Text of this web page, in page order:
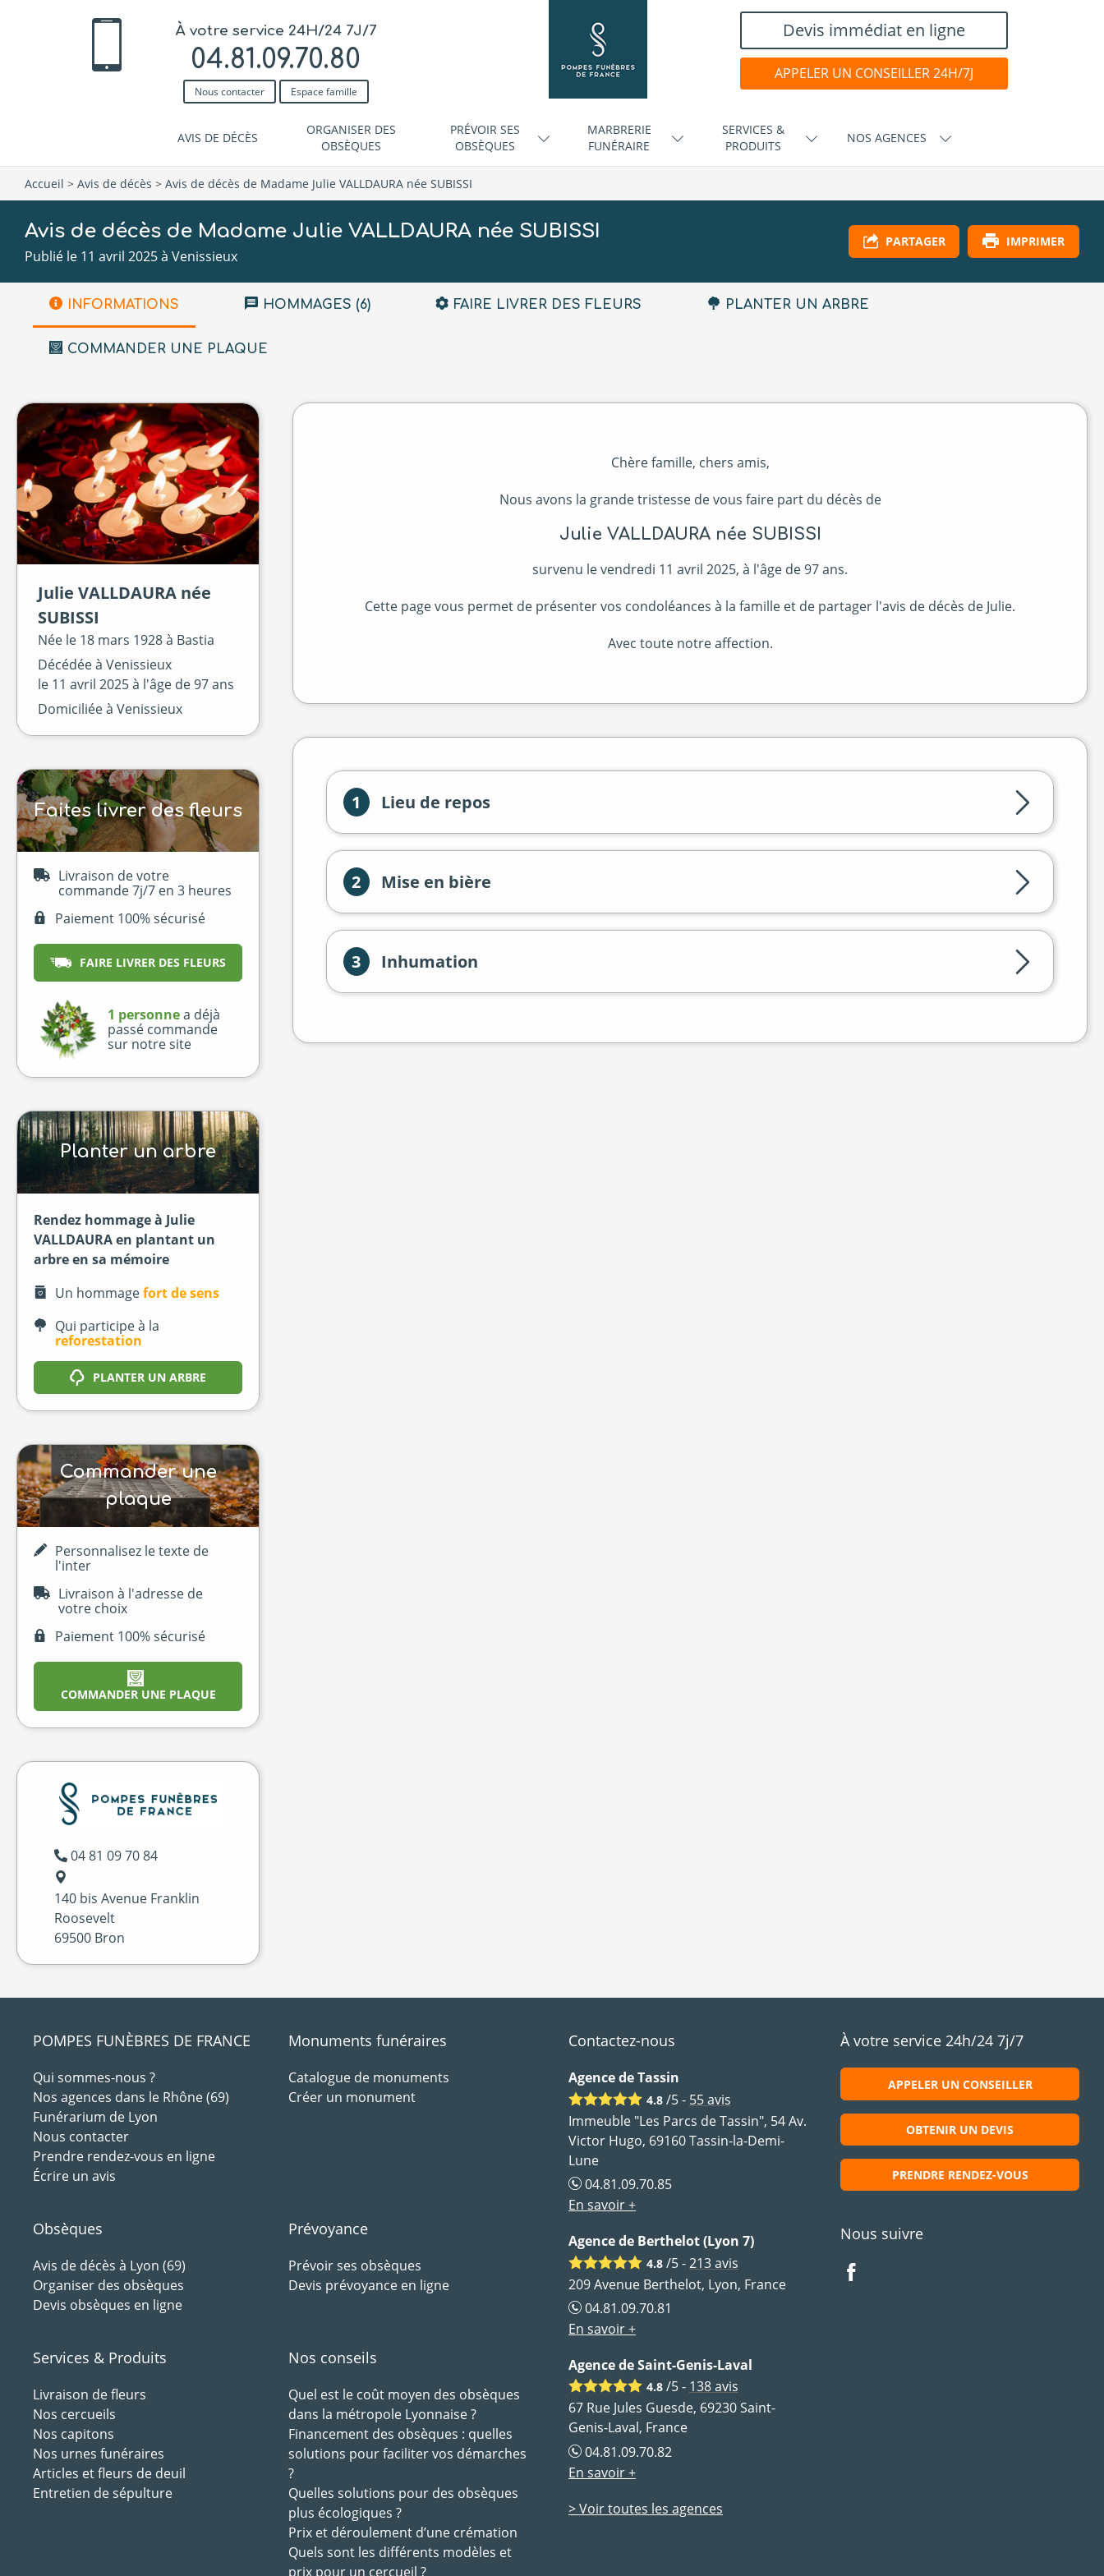
À votre service 24H/24 7J/7
04.81.09.70.80
Nous contacter Espace famille
Devis immédiat en ligne
APPELER UN CONSEILLER 24H/7J
AVIS DE DÉCÈS
ORGANISER DES
OBSÈQUES
PRÉVOIR SES
OBSÈQUES
MARBRERIE
FUNÉRAIRE
SERVICES &
PRODUITS
NOS AGENCES
Accueil > Avis de décès > Avis de décès de Madame Julie VALLDAURA née SUBISSI
Avis de décès de Madame Julie VALLDAURA née SUBISSI
Publié le 11 avril 2025 à Venissieux
PARTAGER IMPRIMER
INFORMATIONS HOMMAGES (6) FAIRE LIVRER DES FLEURS PLANTER UN ARBRE
COMMANDER UNE PLAQUE
Julie VALLDAURA née
SUBISSI
Née le 18 mars 1928 à Bastia
Décédée à Venissieux
le 11 avril 2025à l'âge de 97 ans
Domiciliée à Venissieux
Faites livrer des fleurs
Livraison de votre
commande 7j/7 en 3 heures
Paiement 100% sécurisé
FAIRE LIVRER DES FLEURS
1 personnea déjà
passé commande
sur notre site
Planter un arbre
Rendez hommage à Julie
VALLDAURA en plantant un
arbre en sa mémoire
Un hommagefort de sens
Qui participe à la
reforestation
PLANTER UN ARBRE
Commander une
plaque
Personnalisez le texte de
l'inter
Livraison à l'adresse de
votre choix
Paiement 100% sécurisé
COMMANDER UNE PLAQUE
04 81 09 70 84
140 bis Avenue Franklin
Roosevelt
69500 Bron
Chère famille, chers amis,
Nous avons la grande tristesse de vous faire part du décès de
Julie VALLDAURA née SUBISSI
survenu le vendredi 11 avril 2025, à l'âge de 97 ans.
Cette page vous permet de présenter vos condoléances à la famille et de partager l'avis de décès de Julie.
Avec toute notre affection.
1 Lieu de repos
2 Mise en bière
3 Inhumation
POMPES FUNÈBRES DE FRANCE
Qui sommes-nous ?
Nos agences dans le Rhône (69)
Funérarium de Lyon
Nous contacter
Prendre rendez-vous en ligne
Écrire un avis
Monuments funéraires
Catalogue de monuments
Créer un monument
Obsèques
Avis de décès à Lyon (69)
Organiser des obsèques
Devis obsèques en ligne
Prévoyance
Prévoir ses obsèques
Devis prévoyance en ligne
Services & Produits
Livraison de fleurs
Nos cercueils
Nos capitons
Nos urnes funéraires
Articles et fleurs de deuil
Entretien de sépulture
Nos conseils
Quel est le coût moyen des obsèques
dans la métropole Lyonnaise ?
Financement des obsèques : quelles
solutions pour faciliter vos démarches
?
Quelles solutions pour des obsèques
plus écologiques ?
Prix et déroulement d’une crémation
Quels sont les différents modèles et
prix pour un cercueil ?
Contactez-nous
Agence de Tassin
4.8 /5 - 55avis
Immeuble "Les Parcs de Tassin", 54 Av.
Victor Hugo, 69160 Tassin-la-Demi-
Lune
04.81.09.70.85
En savoir +
Agence de Berthelot (Lyon 7)
4.8 /5 -213avis
209 Avenue Berthelot, Lyon, France
04.81.09.70.81
En savoir +
Agence de Saint-Genis-Laval
4.8 /5 - 138avis
67 Rue Jules Guesde, 69230 Saint-
Genis-Laval, France
04.81.09.70.82
En savoir +
> Voir toutes les agences
À votre service 24h/24 7j/7
APPELER UN CONSEILLER
OBTENIR UN DEVIS
PRENDRE RENDEZ-VOUS
Nous suivre